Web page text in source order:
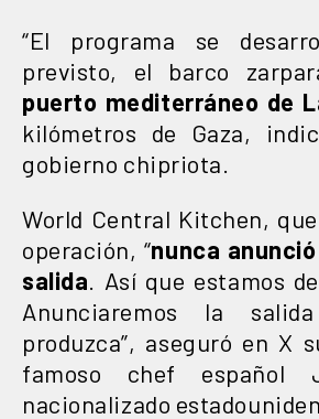
“El programa se
previsto, el barco
puerto mediterráneo de
kilómetros de Gaza,
gobierno chipriota.
World Central Kitchen,
operación, “nunca
salida . Así que estamos
Anunciaremos la
produzca”, aseguró en X
famoso chef español
nacionalizado